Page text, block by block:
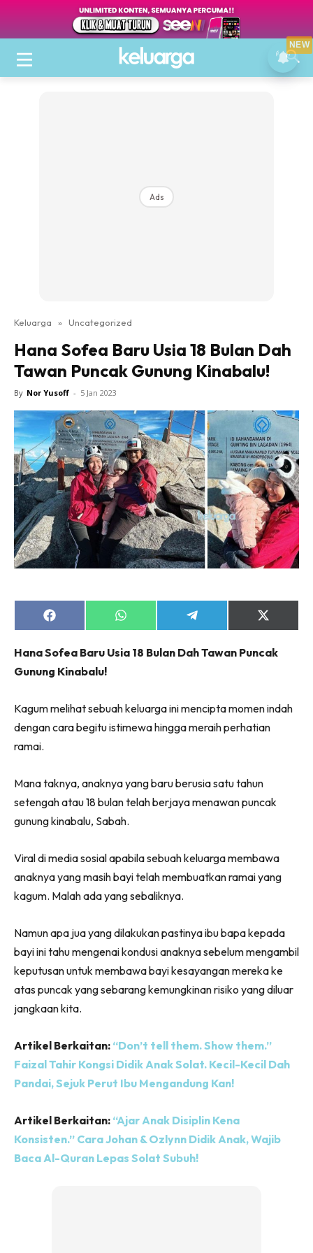
Ads
Keluarga » Uncategorized
Hana Sofea Baru Usia 18 Bulan Dah
Tawan Puncak Gunung Kinabalu!
By Nor Yusoff - 5 Jan 2023
Share
on
Share
on
Share
on
Share
on
(Twitter)
Hana Sofea Baru Usia 18 Bulan Dah Tawan Puncak
Gunung Kinabalu!
Kagum melihat sebuah keluarga ini mencipta momen indah
dengan cara begitu istimewa hingga meraih perhatian
ramai.
Mana taknya, anaknya yang baru berusia satu tahun
setengah atau 18 bulan telah berjaya menawan puncak
gunung kinabalu, Sabah.
Viral di media sosial apabila sebuah keluarga membawa
anaknya yang masih bayi telah membuatkan ramai yang
kagum. Malah ada yang sebaliknya.
Namun apa jua yang dilakukan pastinya ibu bapa kepada
bayi ini tahu mengenai kondusi anaknya sebelum mengambil
keputusan untuk membawa bayi kesayangan mereka ke
atas puncak yang sebarang kemungkinan risiko yang diluar
jangkaan kita.
Artikel Berkaitan: “Don’t tell them. Show them.”
Faizal Tahir Kongsi Didik Anak Solat. Kecil-Kecil Dah
Pandai, Sejuk Perut Ibu Mengandung Kan!
Artikel Berkaitan: “Ajar Anak Disiplin Kena
Konsisten.” Cara Johan & Ozlynn Didik Anak, Wajib
Baca Al-Quran Lepas Solat Subuh!
NEW